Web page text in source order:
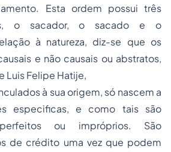
Esta ordem possui três
o sacador, o sacado e o
à natureza, diz-se que os
e não causais ou abstratos,
Luis Felipe Hatije,
à sua origem, só nascem a
especificas, e como tais são
ou impróprios. São
de crédito uma vez que podem